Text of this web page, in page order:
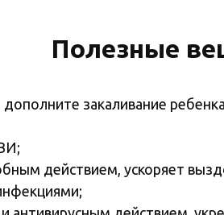
Полезные
закаливание
действием, ускоряет